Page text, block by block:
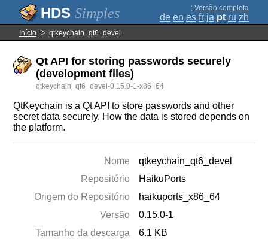
Simples ; Versão completa
de en es fr ja pt ru zh
Início qtkeychain_qt6_devel
Qt API for storing passwords securely
(development files)
qtkeychain_qt6_devel-0.15.0-1-x86_64
QtKeychain is a Qt API to store passwords and other
secret data securely. How the data is stored depends on
the platform.
Nome
qtkeychain_qt6_devel
Repositório
HaikuPorts
Origem do Repositório
haikuports_x86_64
Versão
0.15.0-1
Tamanho da descarga
6.1 KB